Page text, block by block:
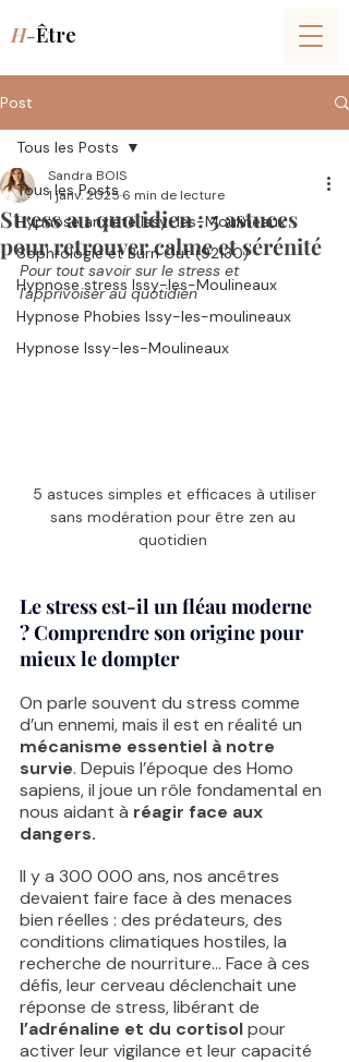
H-Être
Post
Tous les Posts
Hypnose anxiété Issy-les-Moulineaux
Sophrologie et Burn Out (92130)
Hypnose stress Issy-les-Moulineaux
Hypnose Phobies Issy-les-moulineaux
Hypnose Issy-les-Moulineaux
Tous les Posts
Stress au quotidien : 5 astuces
pour retrouver calme et sérénité
Sandra BOIS
1 janv. 2025 6 min de lecture
Pour tout savoir sur le stress et
l'apprivoiser au quotidien
sans modération pour être zen au
quotidien
Le stress est-il un fléau moderne
? Comprendre son origine pour
mieux le dompter
On parle souvent du stress comme
d’un ennemi, mais il est en réalité un
mécanisme essentiel à notre
survie. Depuis l’époque des Homo
sapiens, il joue un rôle fondamental en
nous aidant à réagir face aux
dangers.
Il y a 300 000 ans, nos ancêtres
devaient faire face à des menaces
bien réelles : des prédateurs, des
conditions climatiques hostiles, la
recherche de nourriture… Face à ces
défis, leur cerveau déclenchait une
réponse de stress, libérant de
l’adrénaline et du cortisol pour
activer leur vigilance et leur capacité